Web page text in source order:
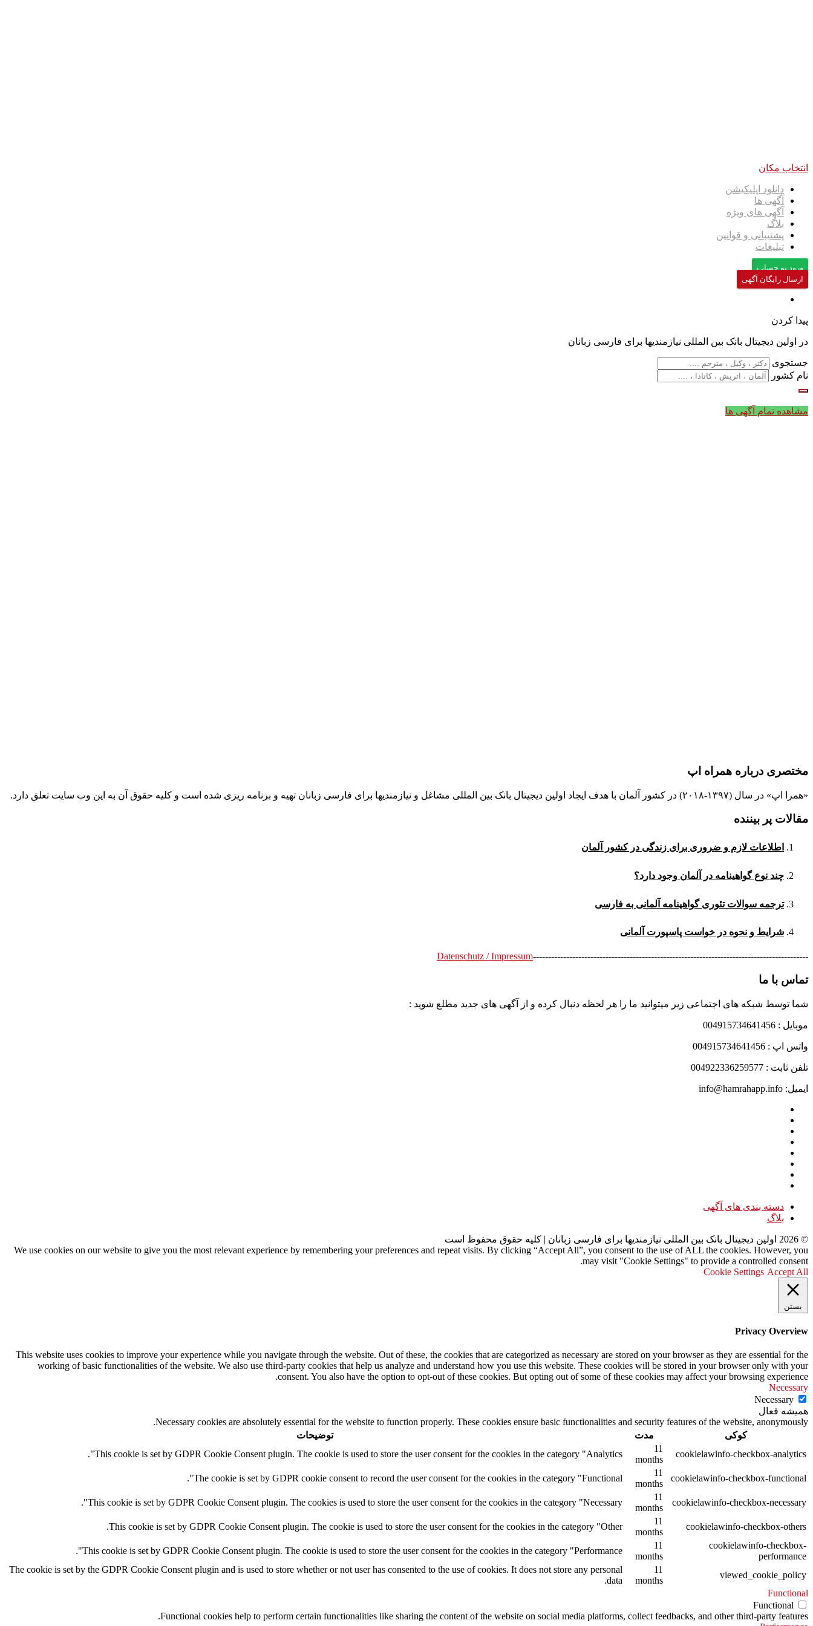
انتخاب مکان
دانلود اپلیکیشن
آگهی ها
آگهی های ویژه
بلاگ
پشتیبانی و قوانین
تبلیغات
ورود به حساب
ارسال رایگان آگهی
پیدا کردن
در اولین دیجیتال بانک بین المللی نیازمندیها برای فارسی زبانان
جستجوی
نام کشور
مشاهده تمام آگهی ها
مختصری درباره همراه اپ
«همرا اپ» در سال (۱۳۹۷-۲۰۱۸) در کشور آلمان با هدف ایجاد اولین دیجیتال بانک بین المللی مشاغل و نیازمندیها برای فارسی زبانان تهیه و برنامه ریزی شده است و کلیه حقوق آن به این وب سایت تعلق دارد.
مقالات پر بیننده
اطلاعات لازم و ضروری برای زندگی در کشور آلمان
چند نوع گواهینامه در آلمان وجود دارد؟
ترجمه سوالات تئوری گواهینامه آلمانی به فارسی
شرایط و نحوه در خواست پاسپورت آلمانی
-------------------------------------------------------------------------------------------
Datenschutz / Impressum
تماس با ما
شما توسط شبکه های اجتماعی زیر میتوانید ما را هر لحظه دنبال کرده و از آگهی های جدید مطلع شوید :
موبایل : 004915734641456
واتس اپ : 004915734641456
تلفن ثابت : 004922336259577
ایمیل: info@hamrahapp.info
دسته بندی های آگهی
بلاگ
©
2026 اولین دیجیتال بانک بین المللی نیازمندیها برای فارسی زبانان | کلیه حقوق محفوظ است
We use cookies on our website to give you the most relevant experience by remembering your preferences and repeat visits. By clicking “Accept All”, you consent to the use of ALL the cookies. However, you
may visit "Cookie Settings" to provide a controlled consent.
Cookie Settings Accept All
بستن
Privacy Overview
This website uses cookies to improve your experience while you navigate through the website. Out of these, the cookies that are categorized as necessary are stored on your browser as they are essential for the
working of basic functionalities of the website. We also use third-party cookies that help us analyze and understand how you use this website. These cookies will be stored in your browser only with your
consent. You also have the option to opt-out of these cookies. But opting out of some of these cookies may affect your browsing experience.
Necessary
Necessary
همیشه فعال
Necessary cookies are absolutely essential for the website to function properly. These cookies ensure basic functionalities and security features of the website, anonymously.
کوکی
مدت
توضیحات
cookielawinfo-checkbox-analytics
11
months
This cookie is set by GDPR Cookie Consent plugin. The cookie is used to store the user consent for the cookies in the category "Analytics".
cookielawinfo-checkbox-functional
11
months
The cookie is set by GDPR cookie consent to record the user consent for the cookies in the category "Functional".
cookielawinfo-checkbox-necessary
11
months
This cookie is set by GDPR Cookie Consent plugin. The cookies is used to store the user consent for the cookies in the category "Necessary".
cookielawinfo-checkbox-others
11
months
This cookie is set by GDPR Cookie Consent plugin. The cookie is used to store the user consent for the cookies in the category "Other.
cookielawinfo-checkbox-
performance
11
months
This cookie is set by GDPR Cookie Consent plugin. The cookie is used to store the user consent for the cookies in the category "Performance".
viewed_cookie_policy
11
months
The cookie is set by the GDPR Cookie Consent plugin and is used to store whether or not user has consented to the use of cookies. It does not store any personal
data.
Functional
Functional
Functional cookies help to perform certain functionalities like sharing the content of the website on social media platforms, collect feedbacks, and other third-party features.